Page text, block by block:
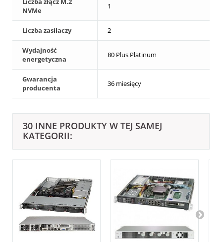
NVMe
1
Liczba zasilaczy 2
Wydajność
energetyczna
80 Plus Platinum
Gwarancja
producenta
36 miesięcy
30 INNE PRODUKTY W TEJ SAMEJ
KATEGORII: